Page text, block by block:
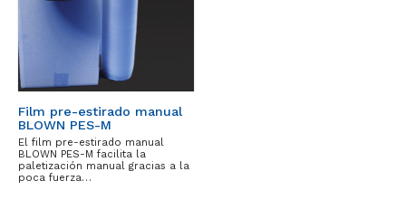
Film pre-estirado manual
BLOWN PES-M
El film pre-estirado manual
BLOWN PES-M facilita la
paletización manual gracias a la
poca fuerza…